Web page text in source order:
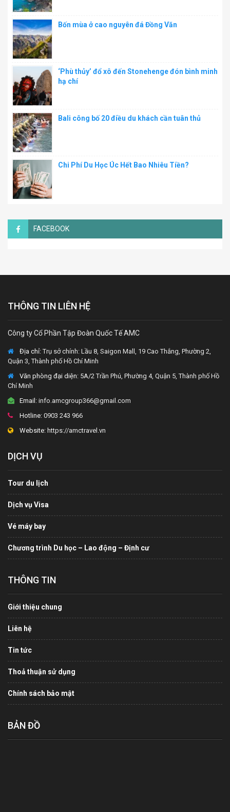
Bốn mùa ở cao nguyên đá Đồng Văn
‘Phù thủy’ đổ xô đến Stonehenge đón bình minh
hạ chí
Bali công bố 20 điều du khách cần tuân thủ
Chi Phí Du Học Úc Hết Bao Nhiêu Tiền?
FACEBOOK
THÔNG TIN LIÊN HỆ
Công ty Cổ Phần Tập Đoàn Quốc Tế AMC
Địa chỉ:Trụ sở chính: Lầu 8, Saigon Mall, 19 Cao Thắng, Phường 2,
Quận 3, Thành phố Hồ Chí Minh
Văn phòng đại diện: 5A/2 Trần Phú, Phường 4, Quận 5, Thành phố Hồ
Chí Minh
Email: info.amcgroup366@gmail.com
Hotline: 0903 243 966
Website: https://amctravel.vn
DỊCH VỤ
Tour du lịch
Dịch vụ Visa
Vé máy bay
Chương trình Du học – Lao động – Định cư
THÔNG TIN
Giới thiệu chung
Liên hệ
Tin tức
Thoả thuận sử dụng
Chính sách bảo mật
BẢN ĐỒ